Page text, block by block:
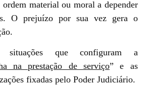
material ou moral a depender
O prejuízo por sua vez gera o
situações que configuram a
na prestação de serviço” e as
fixadas pelo Poder Judiciário.